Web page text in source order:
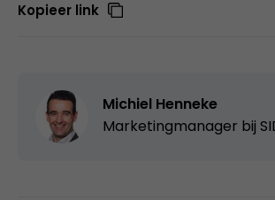
Kopieer link
Michiel Henneke
Marketingmanager bij